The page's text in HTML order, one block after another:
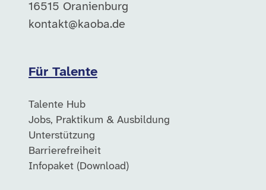
16515 Oranienburg
kontakt@kaoba.de
Für Talente
Talente Hub
Jobs, Praktikum & Ausbildung
Unterstützung
Barrierefreiheit
Infopaket (Download)